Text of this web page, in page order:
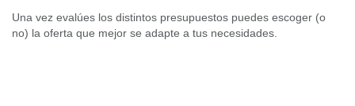
Una vez evalúes los distintos presupuestos puedes escoger (o
no) la oferta que mejor se adapte a tus necesidades.